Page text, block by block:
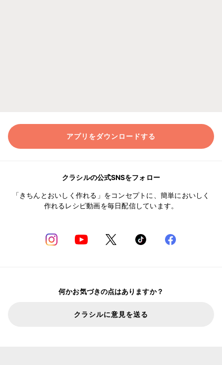
アプリをダウンロードする
クラシルの公式SNSをフォロー
「きちんとおいしく作れる」をコンセプトに、簡単においしく
作れるレシピ動画を毎日配信しています。
何かお気づきの点はありますか？
クラシルに意見を送る